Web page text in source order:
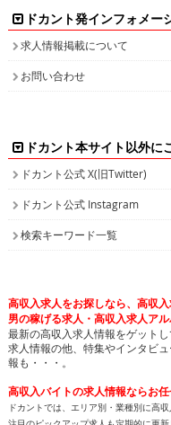
求人情報掲載について
お問い合わせ
ドカント公式 X(旧Twitter)
ドカント公式 Instagram
検索キーワード一覧
男の稼げる求人・高収入求人アル
最新の高収入求人情報をゲットし
求人情報の他、特集やインタビ
報も・・・。
高収入バイトの求人情報ならお任
ドカントでは、エリア別・業種別に高
注目のピックアップ求人も定期的に更
日払いや即決求人、また社員登用あり